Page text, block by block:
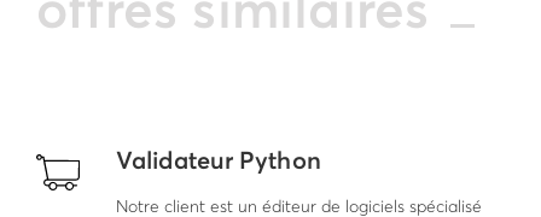
offres similaires
Validateur Python
Notre client est un éditeur de logiciels spécialisé